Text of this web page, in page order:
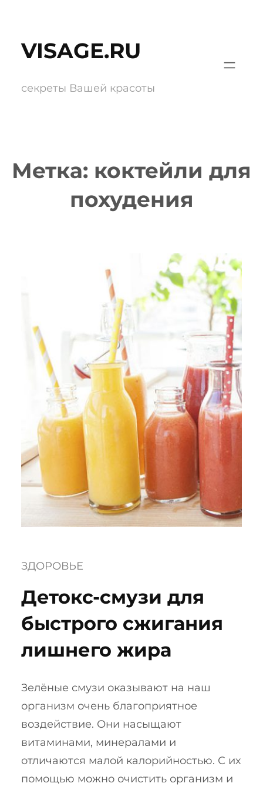
содержимому
VISAGE.RU
секреты Вашей красоты
Метка: коктейли для
похудения
ЗДОРОВЬЕ
Детокс-смузи для
быстрого сжигания
лишнего жира
Зелёные смузи оказывают на наш
организм очень благоприятное
воздействие. Они насыщают
витаминами, минералами и
отличаются малой калорийностью. С их
помощью можно очистить организм и